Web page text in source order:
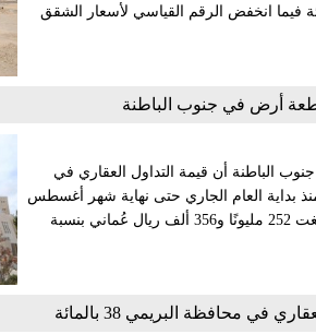
القياسي لأسعار الأراضي السكنية نموا بـ 7.1 بالمائة فيما انخفض الرقم القياسي لأسعار الشقق
الباطنة أن قيمة التداول العقاري في
مليونا و589 ألف ريال عُماني منذ بداية العام الجاري حتى نهاية شهر أغسطس
الماضي، مقارنة بالفترة نفسها من العام الماضي ٢٠٢٢ والتي بلغت 252 مليونًا و356 ألف ريال عُماني بنسبة
في محافظة البريمي 38 بالمائة